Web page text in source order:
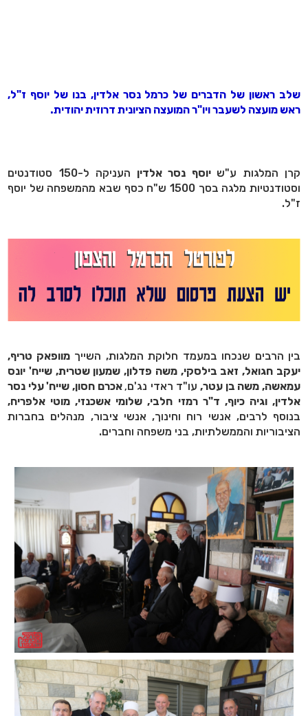
שלב ראשון של הדברים של כרמל נסר אלדין, בנו של יוסף ז"ל,
ראש מועצה לשעבר ויו"ר המועצה הציונית דרוזית יהודית.
קרן המלגות ע"שיוסף נסר אלדין
העניקה ל-150 סטודנטים
וסטודנטיות מלגה בסך 1500 ש"ח כסף שבא מהמשפחה של יוסף
ז"ל.
בין הרבים שנכחו במעמד חלוקת המלגות, השייךמוופאק טריף,
יעקב חגואל, זאב בילסקי, משה פדלון, שמעון שטרית, שייח' יונס
עמאשה, משה בן עטר,עו"ד ראדי נג'ם,אכרם חסון, שייח' עלי נסר
אלדין, וגיה כיוף, ד"ר רמזי חלבי, שלומי אשכנזי, מוטי אלפריח,
בנוסף לרבים, אנשי רוח וחינוך, אנשי ציבור, מנהלים בחברות
הציבוריות והממשלתיות, בני משפחה וחברים.